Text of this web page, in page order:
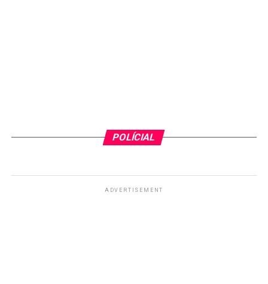
POLÍCIAL
ADVERTISEMENT